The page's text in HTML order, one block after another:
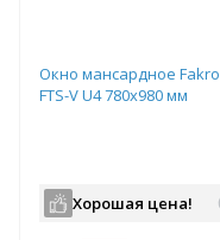
Окно мансардное Fakro
FTS-V U4 780x980 мм
Хорошая цена!